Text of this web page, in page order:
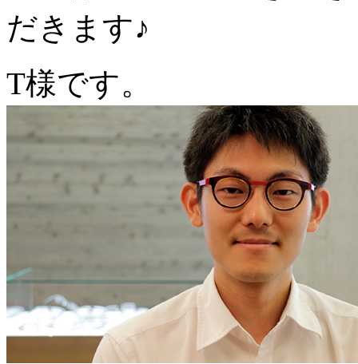
だきます♪
T様です。